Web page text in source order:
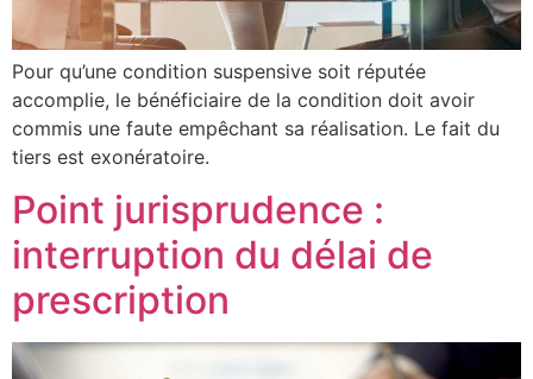
Pour qu’une condition suspensive soit réputée
accomplie, le bénéficiaire de la condition doit avoir
commis une faute empêchant sa réalisation. Le fait du
tiers est exonératoire.
Point jurisprudence :
interruption du délai de
prescription